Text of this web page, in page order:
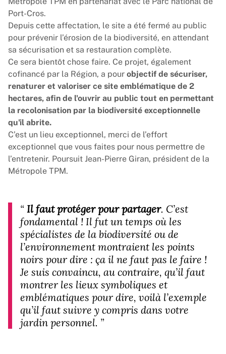
Port-Cros.
Depuis cette affectation, le site a été fermé au public
pour prévenir l’érosion de la biodiversité, en attendant
sa sécurisation et sa restauration complète.
Ce sera bientôt chose faire. Ce projet, également
cofinancé par la Région, a pour objectif de sécuriser,
renaturer et valoriser ce site emblématique de 2
hectares, afin de l'ouvrir au public tout en permettant
la recolonisation par la biodiversité exceptionnelle
qu'il abrite.
C’est un lieu exceptionnel, merci de l’effort
exceptionnel que vous faites pour nous permettre de
l’entretenir. Poursuit Jean-Pierre Giran, président de la
Métropole TPM.
“ Il faut protéger pour partager. C’est
fondamental ! Il fut un temps où les
spécialistes de la biodiversité ou de
l’environnement montraient les points
noirs pour dire : ça il ne faut pas le faire !
Je suis convaincu, au contraire, qu’il faut
montrer les lieux symboliques et
emblématiques pour dire, voilà l’exemple
qu’il faut suivre y compris dans votre
jardin personnel. ”